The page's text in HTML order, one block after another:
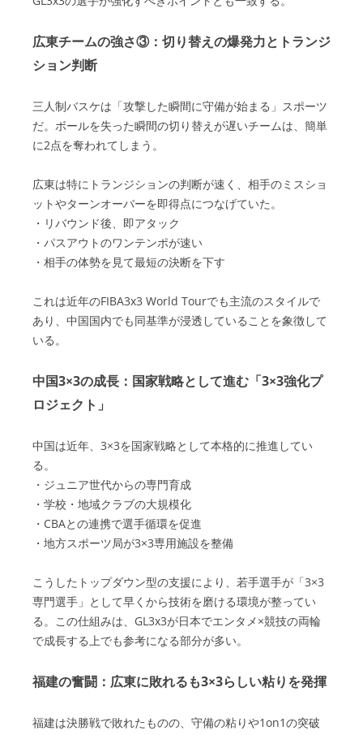
広東チームの強さ③：切り替えの爆発力とトランジ
ション判断
三人制バスケは「攻撃した瞬間に守備が始まる」スポーツ
だ。ボールを失った瞬間の切り替えが遅いチームは、簡単
に2点を奪われてしまう。
広東は特にトランジションの判断が速く、相手のミスショ
ットやターンオーバーを即得点につなげていた。
・リバウンド後、即アタック
・パスアウトのワンテンポが速い
・相手の体勢を見て最短の決断を下す
これは近年のFIBA3x3 World Tourでも主流のスタイルで
あり、中国国内でも同基準が浸透していることを象徴して
いる。
中国3×3の成長：国家戦略として進む「3×3強化プ
ロジェクト」
中国は近年、3×3を国家戦略として本格的に推進してい
る。
・ジュニア世代からの専門育成
・学校・地域クラブの大規模化
・CBAとの連携で選手循環を促進
・地方スポーツ局が3×3専用施設を整備
こうしたトップダウン型の支援により、若手選手が「3×3
専門選手」として早くから技術を磨ける環境が整ってい
る。この仕組みは、GL3x3が日本でエンタメ×競技の両輪
で成長する上でも参考になる部分が多い。
福建の奮闘：広東に敗れるも3×3らしい粘りを発揮
福建は決勝戦で敗れたものの、守備の粘りや1on1の突破